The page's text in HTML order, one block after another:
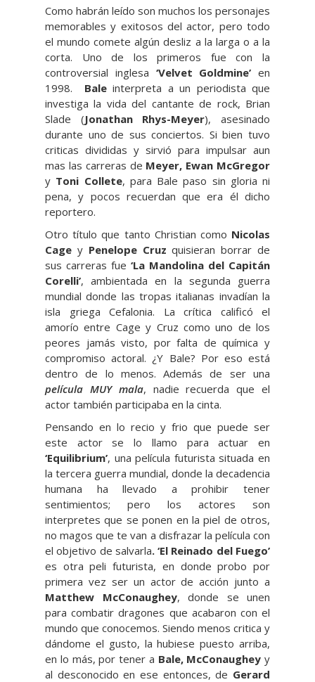
Como habrán leído son muchos los personajes
memorables y exitosos del actor, pero todo
el mundo comete algún desliz a la larga o a la
corta. Uno de los primeros fue con la
controversial inglesa ‘Velvet Goldmine’ en
1998. Baleinterpreta a un periodista que
investiga la vida del cantante de rock, Brian
Slade (Jonathan Rhys-Meyer), asesinado
durante uno de sus conciertos. Si bien tuvo
criticas divididas y sirvió para impulsar aun
mas las carreras de Meyer, Ewan McGregor
y Toni Collete, para Bale paso sin gloria ni
pena, y pocos recuerdan que era él dicho
reportero.
Otro título que tanto Christian como Nicolas
Cage y Penelope Cruz quisieran borrar de
sus carreras fue ‘La Mandolina del Capitán
Corelli’, ambientada en la segunda guerra
mundial donde las tropas italianas invadían la
isla griega Cefalonia. La crítica calificó el
amorío entre Cage y Cruz como uno de los
peores jamás visto, por falta de química y
compromiso actoral. ¿Y Bale? Por eso está
dentro de lo menos. Además de ser una
película MUY mala, nadie recuerda que el
actor también participaba en la cinta.
Pensando en lo recio y frio que puede ser
este actor se lo llamo para actuar en
‘Equilibrium’, una película futurista situada en
la tercera guerra mundial, donde la decadencia
humana ha llevado a prohibir tener
sentimientos; pero los actores son
interpretes que se ponen en la piel de otros,
no magos que te van a disfrazar la película con
el objetivo de salvarla. ‘El Reinado del Fuego’
es otra peli futurista, en donde probo por
primera vez ser un actor de acción junto a
Matthew McConaughey, donde se unen
para combatir dragones que acabaron con el
mundo que conocemos. Siendo menos critica y
dándome el gusto, la hubiese puesto arriba,
en lo más, por tener a Bale, McConaughey y
al desconocido en ese entonces, de Gerard